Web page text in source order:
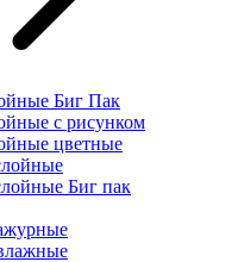
Биг Пак
с рисунком
цветные
Биг пак